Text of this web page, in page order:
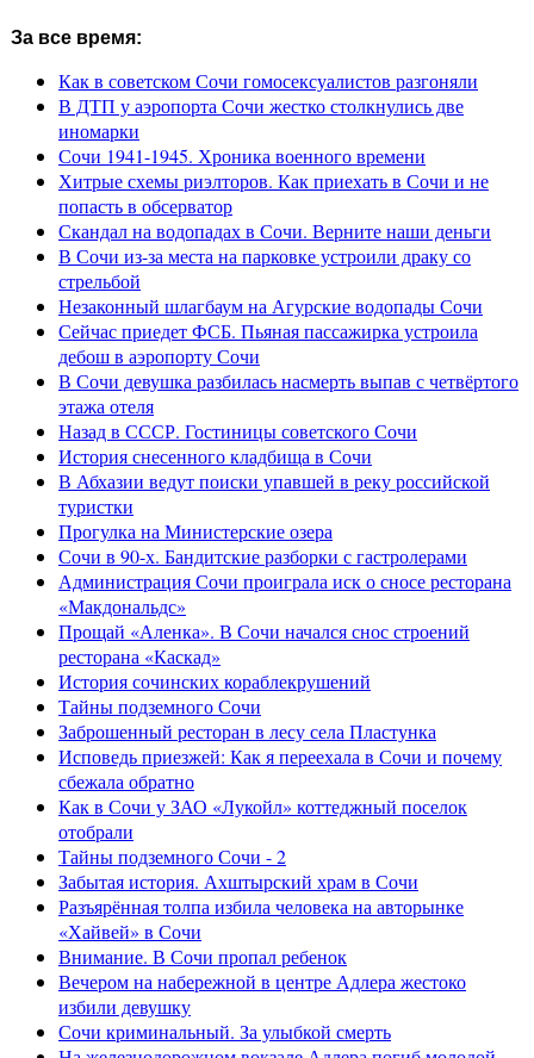
За все время:
Как в советском Сочи гомосексуалистов разгоняли
В ДТП у аэропорта Сочи жестко столкнулись две
иномарки
Сочи 1941-1945. Хроника военного времени
Хитрые схемы риэлторов. Как приехать в Сочи и не
попасть в обсерватор
Скандал на водопадах в Сочи. Верните наши деньги
В Сочи из-за места на парковке устроили драку со
стрельбой
Незаконный шлагбаум на Агурские водопады Сочи
Сейчас приедет ФСБ. Пьяная пассажирка устроила
дебош в аэропорту Сочи
В Сочи девушка разбилась насмерть выпав с четвёртого
этажа отеля
Назад в СССР. Гостиницы советского Сочи
История снесенного кладбища в Сочи
В Абхазии ведут поиски упавшей в реку российской
туристки
Прогулка на Министерские озера
Сочи в 90-х. Бандитские разборки с гастролерами
Администрация Сочи проиграла иск о сносе ресторана
«Макдональдс»
Прощай «Аленка». В Сочи начался снос строений
ресторана «Каскад»
История сочинских кораблекрушений
Тайны подземного Сочи
Заброшенный ресторан в лесу села Пластунка
Исповедь приезжей: Как я переехала в Сочи и почему
сбежала обратно
Как в Сочи у ЗАО «Лукойл» коттеджный поселок
отобрали
Тайны подземного Сочи - 2
Забытая история. Ахштырский храм в Сочи
Разъярённая толпа избила человека на авторынке
«Хайвей» в Сочи
Внимание. В Сочи пропал ребенок
Вечером на набережной в центре Адлера жестоко
избили девушку
Сочи криминальный. За улыбкой смерть